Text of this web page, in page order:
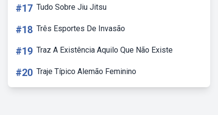
#17 Tudo Sobre Jiu Jitsu
#18 Três Esportes De Invasão
#19 Traz A Existência Aquilo Que Não Existe
#20 Traje Típico Alemão Feminino